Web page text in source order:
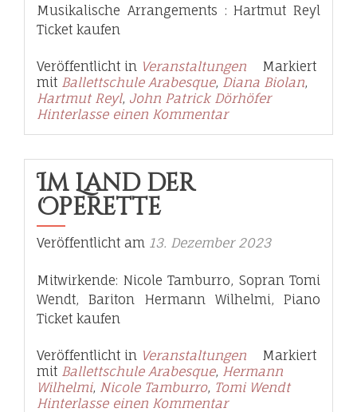
Musikalische Arrangements : Hartmut Reyl
Ticket kaufen
Veröffentlicht in Veranstaltungen
Markiert
mit Ballettschule Arabesque, Diana Biolan,
Hartmut Reyl, John Patrick Dörhöfer
Hinterlasse einen Kommentar
Im Land der
Operette
Veröffentlicht am 13. Dezember 2023
Mitwirkende: Nicole Tamburro, Sopran Tomi
Wendt, Bariton Hermann Wilhelmi, Piano
Ticket kaufen
Veröffentlicht in Veranstaltungen
Markiert
mit Ballettschule Arabesque, Hermann
Wilhelmi, Nicole Tamburro, Tomi Wendt
Hinterlasse einen Kommentar